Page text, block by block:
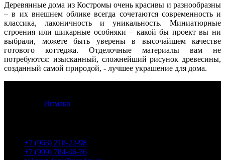
Деревянные дома из Костромы очень красивы и разнообразны
– в их внешнем облике всегда сочетаются современность и
классика, лаконичность и уникальность. Миниатюрные
строения или шикарные особняки – какой бы проект вы ни
выбрали, можете быть уверены в высочайшем качестве
готового коттеджа. Отделочные материалы вам не
потребуются: изысканный, сложнейший рисунок древесины,
созданный самой природой, - лучшее украшение для дома.
Инмако
+7 (963) 218-22-98
+7 (999) 784-46-76